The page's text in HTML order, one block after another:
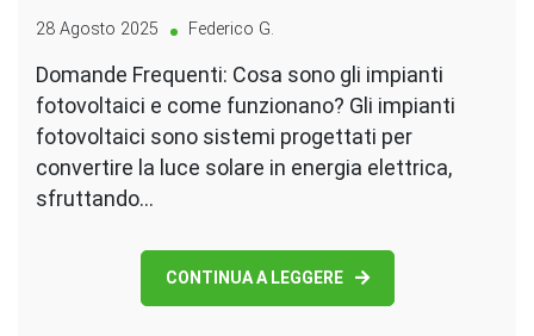
28 Agosto 2025 Federico G.
Domande Frequenti: Cosa sono gli impianti
fotovoltaici e come funzionano? Gli impianti
fotovoltaici sono sistemi progettati per
convertire la luce solare in energia elettrica,
sfruttando…
CONTINUA A LEGGERE